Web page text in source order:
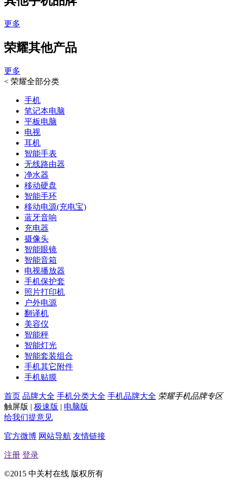
更多
荣耀其他产品
更多
< 荣耀全部分类
手机
笔记本电脑
平板电脑
电视
耳机
智能手表
无线路由器
净水器
移动硬盘
智能手环
移动电源(充电宝)
蓝牙音响
充电器
摄像头
智能眼镜
智能音箱
电视播放器
手机保护套
照片打印机
户外电源
翻译机
美容仪
智能秤
智能灯光
智能套装组合
手机其它附件
手机贴膜
首页 品牌大全 手机分类大全 手机品牌大全 荣耀手机品牌专区
触屏版 | 极速版 | 电脑版
给我们提意见
官方微博 网站导航 友情链接
注册 登录
©2015 中关村在线 版权所有